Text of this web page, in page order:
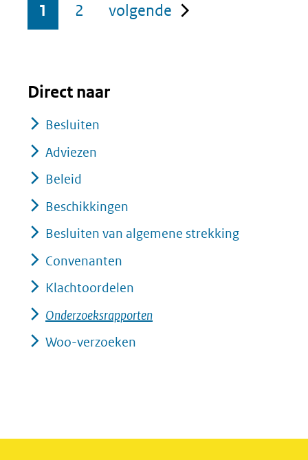
1 2 volgende pagina
Direct naar
Besluiten
Adviezen
Beleid
Beschikkingen
Besluiten van algemene strekking
Convenanten
Klachtoordelen
Onderzoeksrapporten
Woo-verzoeken